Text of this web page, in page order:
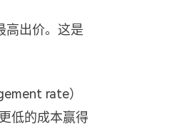
高出价。这是
rate）
低的成本赢得